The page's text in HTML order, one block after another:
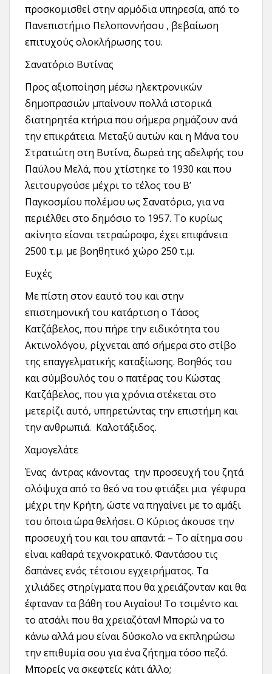
προσκομισθεί στην αρμόδια υπηρεσία, από το
Πανεπιστήμιο Πελοποννήσου , βεβαίωση
επιτυχούς ολοκλήρωσης του.
Σανατόριο Βυτίνας
Προς αξιοποίηση μέσω ηλεκτρονικών
δημοπρασιών μπαίνουν πολλά ιστορικά
διατηρητέα κτήρια που σήμερα ρημάζουν ανά
την επικράτεια. Μεταξύ αυτών και η Μάνα του
Στρατιώτη στη Βυτίνα, δωρεά της αδελφής του
Παύλου Μελά, που χτίστηκε το 1930 και που
λειτουργούσε μέχρι το τέλος του Β’
Παγκοσμίου πολέμου ως Σανατόριο, για να
περιέλθει στο δημόσιο το 1957. Το κυρίως
ακίνητο είοναι τετραώροφο, έχει επιφάνεια
2500 τ.μ. με βοηθητικό χώρο 250 τ.μ.
Ευχές
Με πίστη στον εαυτό του και στην
επιστημονική του κατάρτιση ο Τάσος
Κατζάβελος, που πήρε την ειδικότητα του
Ακτινολόγου, ρίχνεται από σήμερα στο στίβο
της επαγγελματικής καταξίωσης. Βοηθός του
και σύμβουλός του ο πατέρας του Κώστας
Κατζάβελος, που για χρόνια στέκεται στο
μετερίζι αυτό, υπηρετώντας την επιστήμη και
την ανθρωπιά. Καλοτάξιδος.
Χαμογελάτε
Ένας άντρας κάνοντας την προσευχή του ζητά
ολόψυχα από το θεό να του φτιάξει μια γέφυρα
μέχρι την Κρήτη, ώστε να πηγαίνει με το αμάξι
του όποια ώρα θελήσει. Ο Κύριος άκουσε την
προσευχή του και του απαντά: – Το αίτημα σου
είναι καθαρά τεχνοκρατικό. Φαντάσου τις
δαπάνες ενός τέτοιου εγχειρήματος. Τα
χιλιάδες στηρίγματα που θα χρειάζονταν και θα
έφταναν τα βάθη του Αιγαίου! Το τσιμέντο και
το ατσάλι που θα χρειαζόταν! Μπορώ να το
κάνω αλλά μου είναι δύσκολο να εκπληρώσω
την επιθυμία σου για ένα ζήτημα τόσο πεζό.
Μπορείς να σκεφτείς κάτι άλλο;